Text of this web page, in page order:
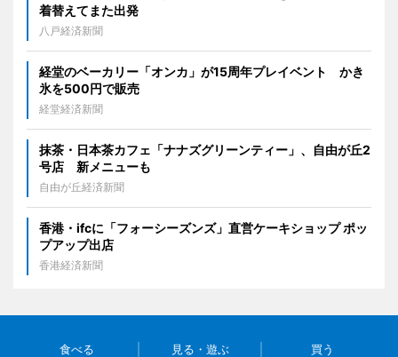
着替えてまた出発
八戸経済新聞
経堂のベーカリー「オンカ」が15周年プレイベント かき
氷を500円で販売
経堂経済新聞
抹茶・日本茶カフェ「ナナズグリーンティー」、自由が丘2
号店 新メニューも
自由が丘経済新聞
香港・ifcに「フォーシーズンズ」直営ケーキショップ ポッ
プアップ出店
香港経済新聞
食べる 見る・遊ぶ 買う